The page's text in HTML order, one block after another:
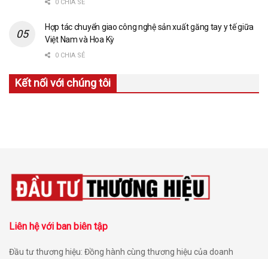
0 CHIA SẺ
Hợp tác chuyển giao công nghệ sản xuất găng tay y tế giữa
Việt Nam và Hoa Kỳ
0 CHIA SẺ
Kết nối với chúng tôi
Liên hệ với ban biên tập
Đầu tư thương hiệu: Đồng hành cùng thương hiệu của doanh